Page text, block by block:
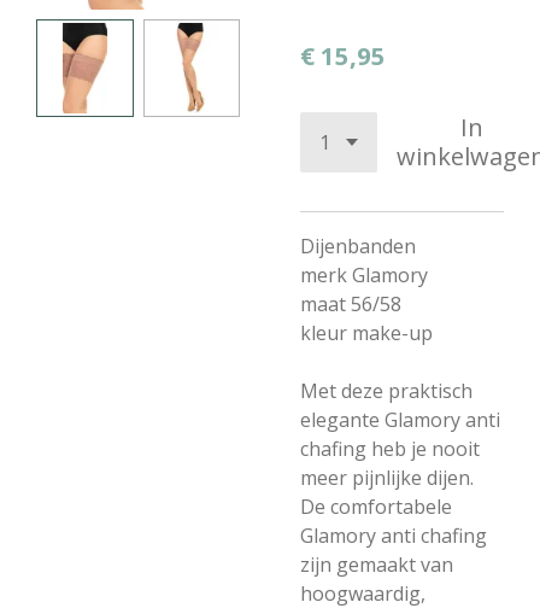
€ 15,95
In
Dijenbanden
merk Glamory
maat 56/58
kleur make-up
Met deze praktisch
elegante Glamory anti
chafing heb je nooit
meer pijnlijke dijen.
De comfortabele
Glamory anti chafing
zijn gemaakt van
hoogwaardig,